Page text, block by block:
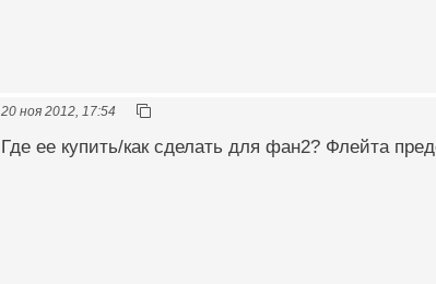
20 ноя 2012, 17:54
Где ее купить/как сделать для фан2? Флейта